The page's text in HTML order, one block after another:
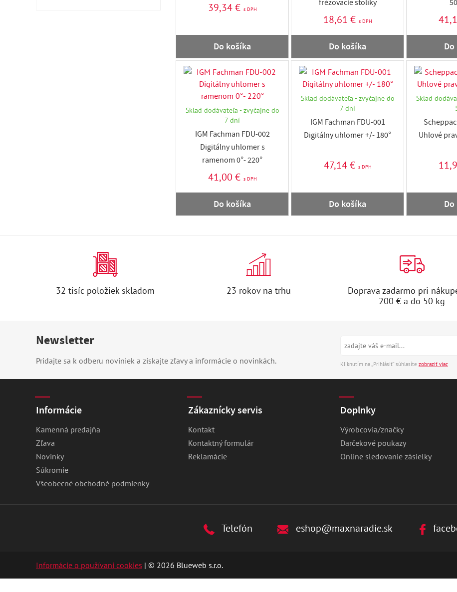
39,34 € s DPH
Do košíka
frézovacie stolíky
18,61 € s DPH
Do košíka
Sklad dodávateľa - zvyčajne do
7 dní
IGM Fachman FDU-002
Digitálny uhlomer s
ramenom 0°- 220°
41,00 € s DPH
Do košíka
Sklad dodávateľa - zvyčajne do
7 dní
IGM Fachman FDU-001
Digitálny uhlomer +/- 180°
47,14 € s DPH
Do košíka
Sklad
Uhlové
32 tisíc položiek skladom 23 rokov na trhu
Doprava zadarmo pri
200 € a do 50 kg
Newsletter
Pridajte sa k odberu noviniek a získajte zľavy a informácie o novinkách. Kliknutím na „Prihlásiť“ súhlasíte zobraziť viac
Informácie
Kamenná predajňa
Zľava
Novinky
Súkromie
Všeobecné obchodné podmienky
Zákaznícky servis
Kontakt
Kontaktný formulár
Reklamácie
Doplnky
Výrobcovia/značky
Darčekové poukazy
Online sledovanie zásielky
Telefón eshop@maxnaradie.sk
Informácie o používaní cookies | © 2026 Blueweb s.r.o.